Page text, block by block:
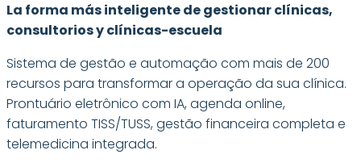
La forma más inteligente de gestionar clínicas,
consultorios y clínicas-escuela
Sistema de gestão e automação com mais de 200
recursos para transformar a operação da sua clínica.
Prontuário eletrônico com IA, agenda online,
faturamento TISS/TUSS, gestão financeira completa e
telemedicina integrada.